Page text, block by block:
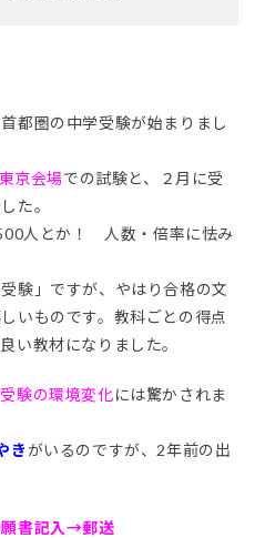
都圏の中学受験が始まりまし
京会場での試験と、２月に受
た。
人とか！ 人数・倍率に怯み
験」ですが、やはり合格の文
いものです。教科ごとの得点
い教材になりました。
験の環境変化には驚かされま
きがいるのですが、2年前の出
書記入→郵送